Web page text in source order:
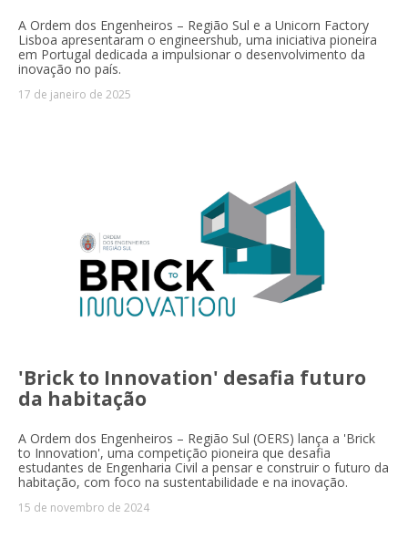
A Ordem dos Engenheiros – Região Sul e a Unicorn Factory
Lisboa apresentaram o engineershub, uma iniciativa pioneira
em Portugal dedicada a impulsionar o desenvolvimento da
inovação no país.
17 de janeiro de 2025
'Brick to Innovation' desafia futuro
da habitação
A Ordem dos Engenheiros – Região Sul (OERS) lança a 'Brick
to Innovation', uma competição pioneira que desafia
estudantes de Engenharia Civil a pensar e construir o futuro da
habitação, com foco na sustentabilidade e na inovação.
15 de novembro de 2024